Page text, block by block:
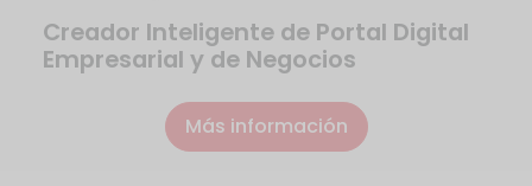
Creador Inteligente de Portal Digital
Empresarial y de Negocios
Más información